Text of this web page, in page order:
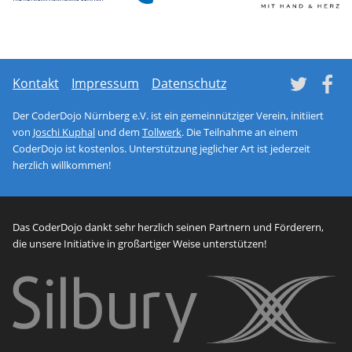
Network monitoring
Kontakt Impressum Datenschutz
Der CoderDojo Nürnberg e.V. ist ein gemeinnütziger Verein, initiiert
von Joschi Kuphal und dem Tollwerk. Die Teilnahme an einem
CoderDojo ist kostenlos. Unterstützung jeglicher Art ist jederzeit
herzlich willkommen!
Das CoderDojo dankt sehr herzlich seinen Partnern und Förderern,
die unsere Initiative in großartiger Weise unterstützen!